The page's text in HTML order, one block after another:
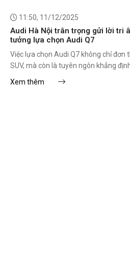
11:50, 11/12/2025
Audi Hà Nội trân trọng gửi lời tri
tưởng lựa chọn Audi Q7
Việc lựa chọn Audi Q7 không chỉ đơn
SUV, mà còn là tuyên ngôn khẳng
Xem thêm